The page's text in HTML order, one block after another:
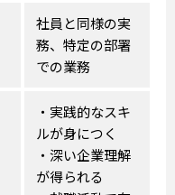
社員と同様の実
務、特定の部署
での業務
・実践的なスキ
ルが身につく
・深い企業理解
が得られる